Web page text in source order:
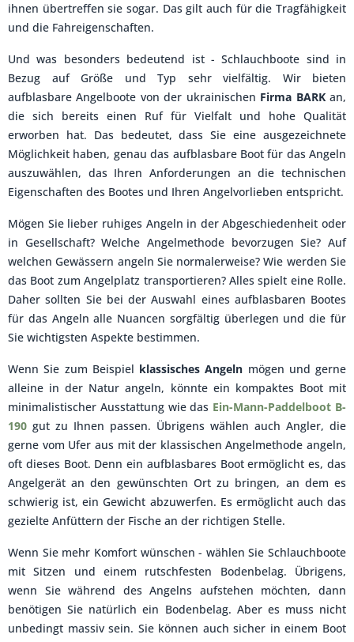
ihnen übertreffen sie sogar. Das gilt auch für die Tragfähigkeit
und die Fahreigenschaften.
Und was besonders bedeutend ist - Schlauchboote sind in
Bezug auf Größe und Typ sehr vielfältig. Wir bieten
aufblasbare Angelboote von der ukrainischen Firma BARKan,
die sich bereits einen Ruf für Vielfalt und hohe Qualität
erworben hat. Das bedeutet, dass Sie eine ausgezeichnete
Möglichkeit haben, genau das aufblasbare Boot für das Angeln
auszuwählen, das Ihren Anforderungen an die technischen
Eigenschaften des Bootes und Ihren Angelvorlieben entspricht.
Mögen Sie lieber ruhiges Angeln in der Abgeschiedenheit oder
in Gesellschaft? Welche Angelmethode bevorzugen Sie? Auf
welchen Gewässern angeln Sie normalerweise? Wie werden Sie
das Boot zum Angelplatz transportieren? Alles spielt eine Rolle.
Daher sollten Sie bei der Auswahl eines aufblasbaren Bootes
für das Angeln alle Nuancen sorgfältig überlegen und die für
Sie wichtigsten Aspekte bestimmen.
Wenn Sie zum Beispiel klassisches Angeln mögen und gerne
alleine in der Natur angeln, könnte ein kompaktes Boot mit
minimalistischer Ausstattung wie das Ein-Mann-Paddelboot B-
190 gut zu Ihnen passen. Übrigens wählen auch Angler, die
gerne vom Ufer aus mit der klassischen Angelmethode angeln,
oft dieses Boot. Denn ein aufblasbares Boot ermöglicht es, das
Angelgerät an den gewünschten Ort zu bringen, an dem es
schwierig ist, ein Gewicht abzuwerfen. Es ermöglicht auch das
gezielte Anfüttern der Fische an der richtigen Stelle.
Wenn Sie mehr Komfort wünschen - wählen Sie Schlauchboote
mit Sitzen und einem rutschfesten Bodenbelag. Übrigens,
wenn Sie während des Angelns aufstehen möchten, dann
benötigen Sie natürlich ein Bodenbelag. Aber es muss nicht
unbedingt massiv sein. Sie können auch sicher in einem Boot